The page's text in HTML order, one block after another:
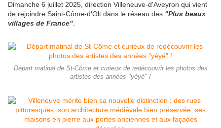
Dimanche 6 juillet 2025, direction Villeneuve-d'Aveyron qui vient
de rejoindre Saint-Côme-d'Olt dans le réseau des "Plus beaux
villages de France"
Départ matinal de St-Côme et curieux de redécouvrir les photos des
artistes des années "yéyé" !